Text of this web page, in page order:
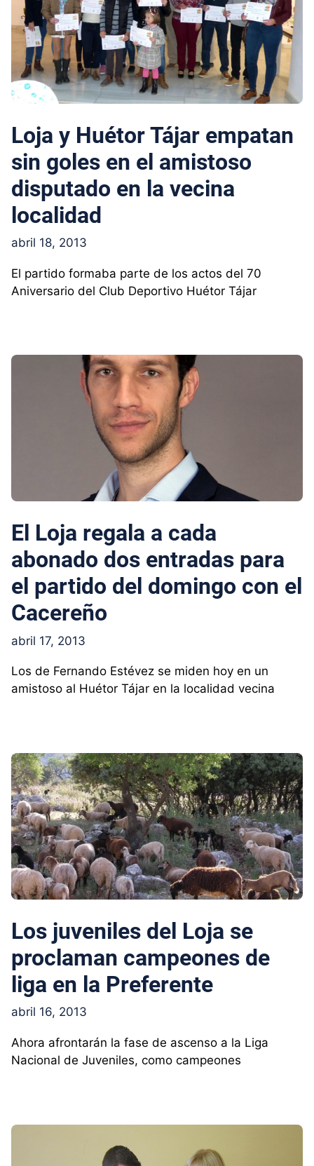
Loja y Huétor Tájar empatan
sin goles en el amistoso
disputado en la vecina
localidad
abril 18, 2013
El partido formaba parte de los actos del 70
Aniversario del Club Deportivo Huétor Tájar
El Loja regala a cada
abonado dos entradas para
el partido del domingo con el
Cacereño
abril 17, 2013
Los de Fernando Estévez se miden hoy en un
amistoso al Huétor Tájar en la localidad vecina
Los juveniles del Loja se
proclaman campeones de
liga en la Preferente
abril 16, 2013
Ahora afrontarán la fase de ascenso a la Liga
Nacional de Juveniles, como campeones